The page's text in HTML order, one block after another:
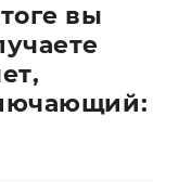
вы